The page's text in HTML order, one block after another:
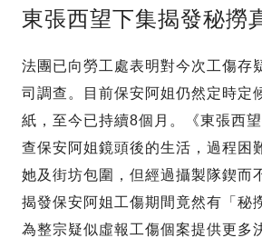
東張西望下集揭發秘撈
法團已向勞工處表明對今次工傷存
司調查。目前保安阿姐仍然定時定
紙，至今已持續8個月。《東張西
查保安阿姐鏡頭後的生活，過程困
她及街坊包圍，但經過攝製隊鍥而
揭發保安阿姐工傷期間竟然有「秘
為整宗疑似虛報工傷個案提供更多